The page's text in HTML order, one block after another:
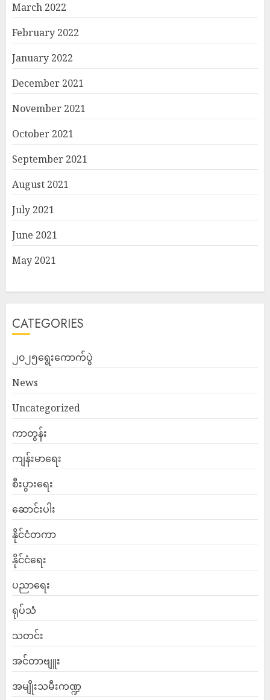
March 2022
February 2022
January 2022
December 2021
November 2021
October 2021
September 2021
August 2021
July 2021
June 2021
May 2021
CATEGORIES
၂၀၂၅ရွေးကောက်ပွဲ
News
Uncategorized
ကာတွန်း
ကျန်းမာရေး
စီးပွားရေး
ဆောင်းပါး
နိုင်ငံတကာ
နိုင်ငံရေး
ပညာရေး
ရုပ်သံ
သတင်း
အင်တာဗျူး
အမျိုးသမီးကဏ္ဍ